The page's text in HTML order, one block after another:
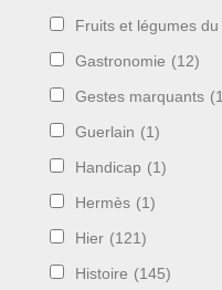
Fruits et légumes du
Gastronomie (12)
Gestes marquants
Guerlain (1)
Handicap (1)
Hermès (1)
Hier (121)
Histoire (145)